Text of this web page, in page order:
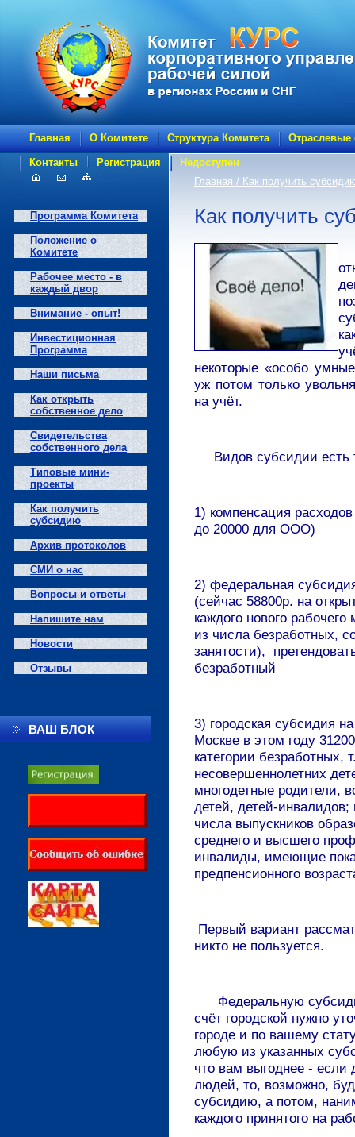
Главная О Комитете Структура Комитета Отраслевые
Контакты Регистрация Недоступен
Программа Комитета
Положение о
Комитете
Рабочее место - в
каждый двор
Внимание - опыт!
Инвестиционная
Программа
Наши письма
Как открыть
собственное дело
Свидетельства
собственного дела
Типовые мини-
проекты
Как получить
субсидию
Архив протоколов
СМИ о нас
Вопросы и ответы
Напишите нам
Новости
Отзывы
ВАШ БЛОК
Главная / Как получить
Как получить
некоторые «особо
уж потом только
на учёт.
Видов субсидии есть
1) компенсация
до 20000 для ООО)
2) федеральная
(сейчас 58800р. на
каждого нового
из числа безработных,
занятости),
безработный
3) городская субсидия
Москве в этом году
категории
несовершеннолетних
многодетные родители,
детей, детей-инвалидов;
числа выпускников
среднего и высшего
инвалиды, имеющие
предпенсионного
Первый вариант
никто не пользуется.
Федеральную
счёт городской нужно
городе и по вашему
любую из указанных
что вам выгоднее - если
людей, то, возможно,
субсидию, а потом,
каждого принятого на